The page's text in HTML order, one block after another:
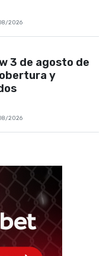
2026
3 de agosto de
y
2026